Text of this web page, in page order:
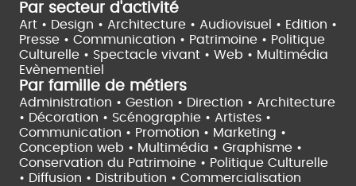
Par secteur d'activité
Art • Design • Architecture • Audiovisuel • Edition •
Presse • Communication • Patrimoine • Politique
Culturelle • Spectacle vivant • Web • Multimédia
Evènementiel
Par famille de métiers
Administration • Gestion • Direction • Architecture
• Décoration • Scénographie • Artistes •
Communication • Promotion • Marketing •
Conception web • Multimédia • Graphisme •
Conservation du Patrimoine • Politique Culturelle
• Diffusion • Distribution • Commercialisation